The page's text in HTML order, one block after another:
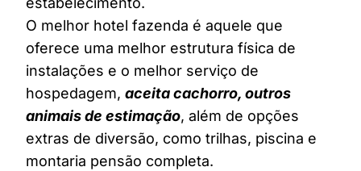
O melhor hotel fazenda é aquele que
oferece uma melhor estrutura física de
instalações e o melhor serviço de
hospedagem, aceita cachorro, outros
animais de estimação, além de opções
extras de diversão, como trilhas, piscina e
montaria pensão completa.